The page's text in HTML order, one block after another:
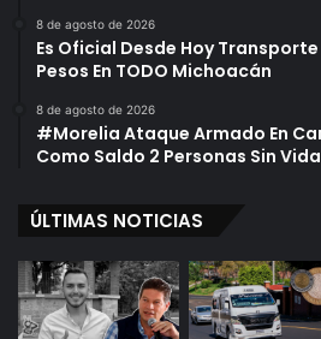
8 de agosto de 2026
Es Oficial Desde Hoy
Pesos En TODO Michoacán
8 de agosto de 2026
#Morelia Ataque Armado En
Como Saldo 2 Personas Sin Vida
ÚLTIMAS NOTICIAS